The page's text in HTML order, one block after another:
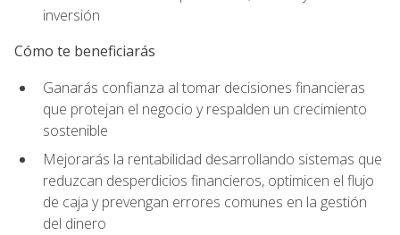
inversión
Cómo te beneficiarás
Ganarás confianza al tomar decisiones financieras
que protejan el negocio y respalden un crecimiento
sostenible
Mejorarás la rentabilidad desarrollando sistemas que
reduzcan desperdicios financieros, optimicen el flujo
de caja y prevengan errores comunes en la gestión
del dinero